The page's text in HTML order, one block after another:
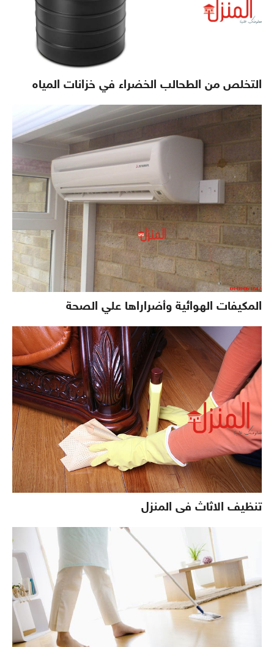
التخلص من الطحالب الخضراء في خزانات المياه
المكيفات الهوائية وأضراراها علي الصحة
تنظيف الاثاث فى المنزل